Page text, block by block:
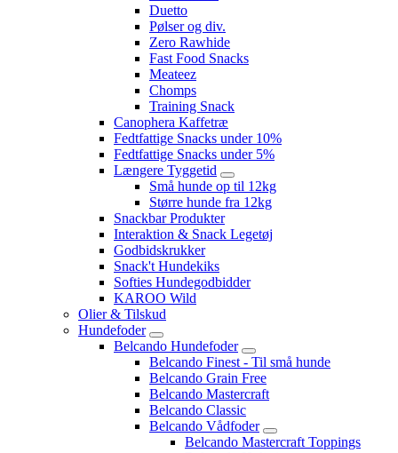
Duetto
Pølser og div.
Zero Rawhide
Fast Food Snacks
Meateez
Chomps
Training Snack
Canophera Kaffetræ
Fedtfattige Snacks under 10%
Fedtfattige Snacks under 5%
Længere Tyggetid
Små hunde op til 12kg
Større hunde fra 12kg
Snackbar Produkter
Interaktion & Snack Legetøj
Godbidskrukker
Snack't Hundekiks
Softies Hundegodbidder
KAROO Wild
Olier & Tilskud
Hundefoder
Belcando Hundefoder
Belcando Finest - Til små hunde
Belcando Grain Free
Belcando Mastercraft
Belcando Classic
Belcando Vådfoder
Belcando Mastercraft Toppings